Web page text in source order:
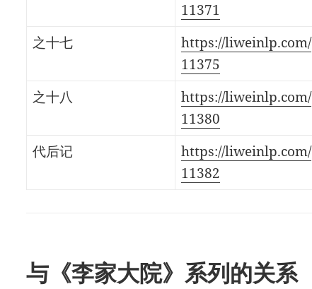
11371
之十七
https://liweinlp.com/
11375
之十八
https://liweinlp.com/
11380
代后记
https://liweinlp.com/
11382
与《李家大院》系列的关系